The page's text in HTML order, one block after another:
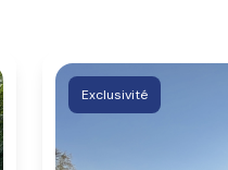
Exclusivité